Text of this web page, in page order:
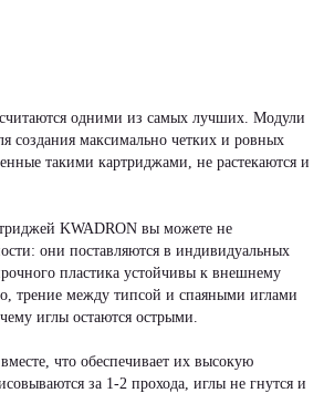
одними из самых лучших. Модули
создания максимально четких и ровных
такими картриджами, не растекаются и
KWADRON вы можете не
они поставляются в индивидуальных
пластика устойчивы к внешнему
трение между типсой и спаяными иглами
иглы остаются острыми.
что обеспечивает их высокую
за 1-2 прохода, иглы не гнутся и